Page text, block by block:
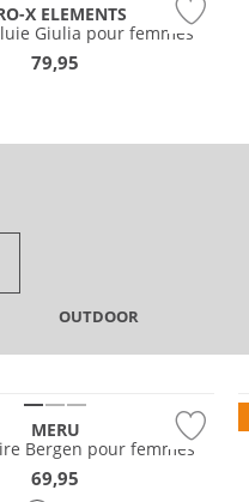
X ELEMENTS
Giulia pour femmes
79,95
OUTDOOR
MERU
Bergen pour femmes
69,95